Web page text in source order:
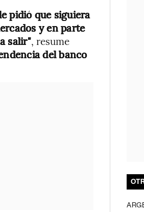
pidió que siguiera
y en parte
salir", resume
del banco